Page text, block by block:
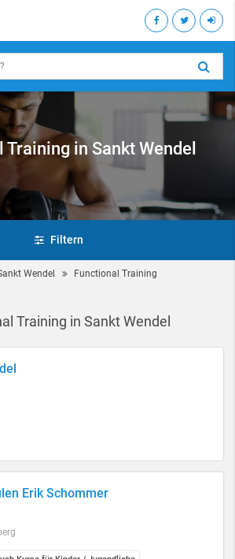
in Sankt Wendel
Filtern
Wendel Functional Training
Training in Sankt Wendel
Erik Schommer